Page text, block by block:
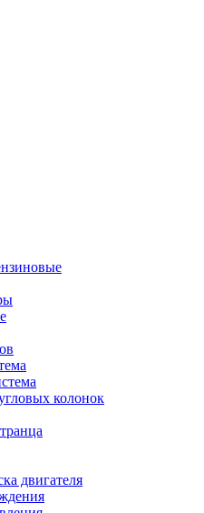
колонок
двигателя